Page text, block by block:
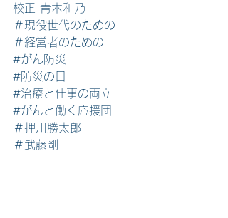
校正 青木和乃
＃現役世代のための
＃経営者のための
#がん防災
#防災の日
#治療と仕事の両立
#がんと働く応援団
＃押川勝太郎
＃武藤剛